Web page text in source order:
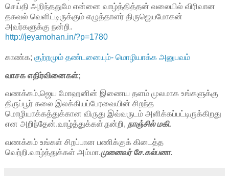
செய்தி அறிந்ததுமே என்னை வாழ்த்தித்தன் வலையில் விரிவான
தகவல் வெளிட்டிருக்கும் எழுத்தாளர் திருஜெயமோகன்
அவர்களுக்கு நன்றி.
http://jeyamohan.in/?p=1780
காண்க; குற்றமும் தண்டனையும்- மொழியாக்க அனுபவம்
வாசக எதிர்வினைகள்;
வணக்கம்,ஜெய மோஹனின் இணைய தளம் முலமாக உங்களுக்கு
திருப்பூர் கலை இலக்கியப்பேரவையின் சிறந்த
மொழியாக்கத்துக்கான விருது இவ்வருடம் அளிக்கப்பட்டிருக்கிறது
என அறிந்தேன்.வாழ்த்துக்கள்.நன்றி, நாஞ்சில் மகி.
வணக்கம் உங்கள் சிறப்பான பணிக்குக் கிடைத்த
வெற்றி.வாழ்த்துக்கள் அம்மா.முனைவர் சே.கல்பனா.